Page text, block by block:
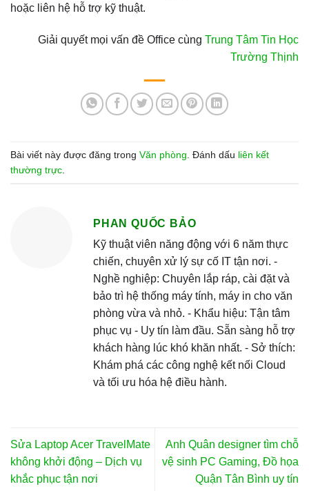
hoặc liên hệ hỗ trợ kỹ thuật.
Giải quyết mọi vấn đề Office cùng Trung Tâm Tin Học
Trường Thịnh
Bài viết này được đăng trong Văn phòng . Đánh dấu liên kết
thường trực
PHAN QUỐC BẢO
Kỹ thuật viên năng động với 6 năm thực
chiến, chuyên xử lý sự cố IT tận nơi. -
Nghề nghiệp: Chuyên lắp ráp, cài đặt và
bảo trì hệ thống máy tính, máy in cho văn
phòng vừa và nhỏ. - Khẩu hiệu: Tận tâm
phục vụ - Uy tín làm đầu. Sẵn sàng hỗ trợ
khách hàng lúc khó khăn nhất. - Sở thích:
Khám phá các công nghệ kết nối Cloud
và tối ưu hóa hệ điều hành.
Sửa Laptop Acer TravelMate
không khởi động – Dịch vụ
khắc phục tận nơi
Anh Quân designer tìm chỗ
vệ sinh PC Gaming, Đồ họa
Quận Tân Bình uy tín